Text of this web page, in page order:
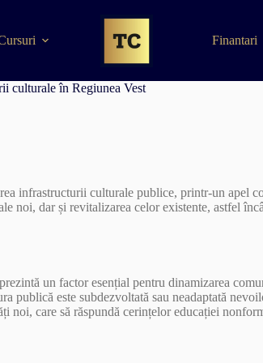
Finantari
culturale în Regiunea Vest
infrastructurii culturale publice, printr-un apel
noi, dar și revitalizarea celor existente, astfel
un factor esențial pentru dinamizarea
publică este subdezvoltată sau neadaptată
noi, care să răspundă cerințelor educației